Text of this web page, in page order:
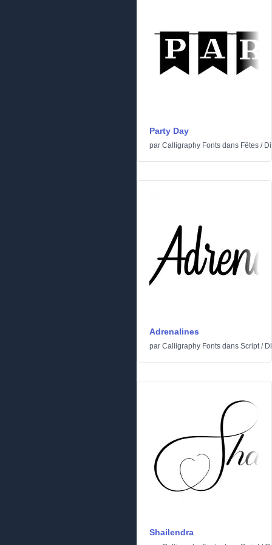
Party Day
par Calligraphy Fonts dans Fêtes /
Adrenalines
par Calligraphy Fonts dans Script/
Shailendra